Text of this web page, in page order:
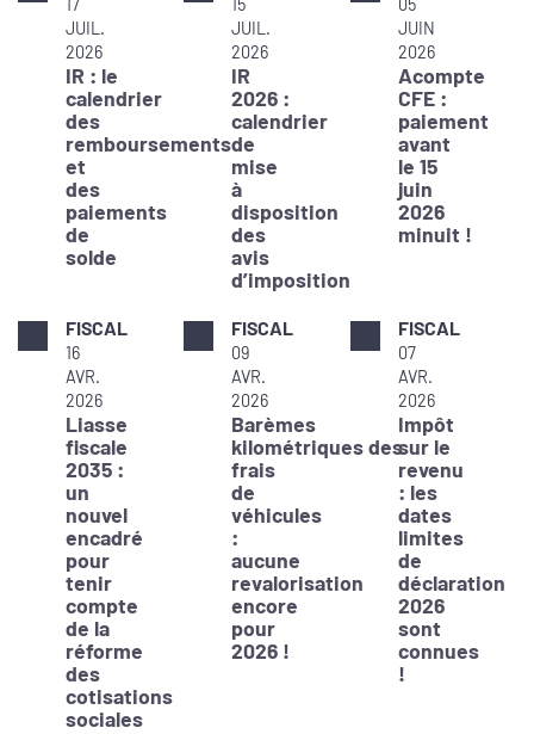
17
JUIL.
2026
IR : le
calendrier
des
remboursements
et
des
paiements
de
solde
15
JUIL.
2026
IR
2026 :
calendrier
de
mise
à
disposition
des
avis
d’imposition
05
JUIN
2026
Acompte
CFE :
paiement
avant
le 15
juin
2026
minuit !
FISCAL
16
AVR.
2026
Liasse
fiscale
2035 :
un
nouvel
encadré
pour
tenir
compte
de la
réforme
des
cotisations
sociales
FISCAL
09
AVR.
2026
Barèmes
kilométriques des
frais
de
véhicules
:
aucune
revalorisation
encore
pour
2026 !
FISCAL
07
AVR.
2026
Impôt
sur le
revenu
: les
dates
limites
de
déclaration
2026
sont
connues
!